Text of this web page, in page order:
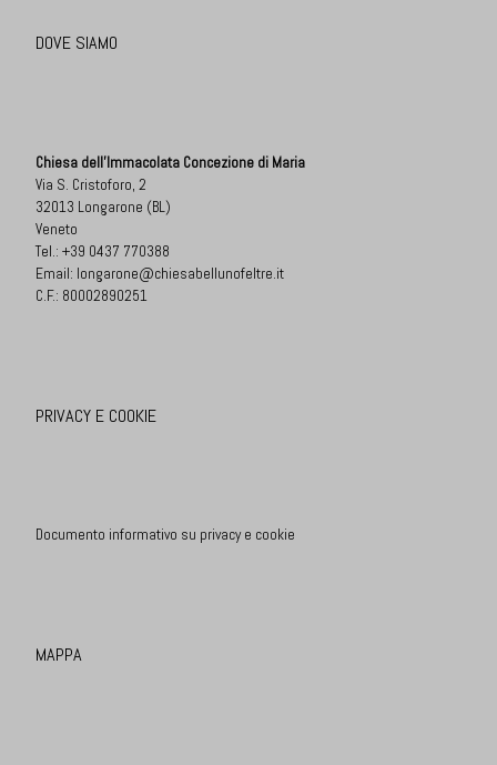
DOVE SIAMO
Chiesa dell'Immacolata Concezione di Maria
Via S. Cristoforo, 2
32013 Longarone (BL)
Veneto
Tel.: +39 0437 770388
Email: longarone@chiesabellunofeltre.it
C.F.: 80002890251
PRIVACY E COOKIE
Documento informativo su privacy e cookie
MAPPA